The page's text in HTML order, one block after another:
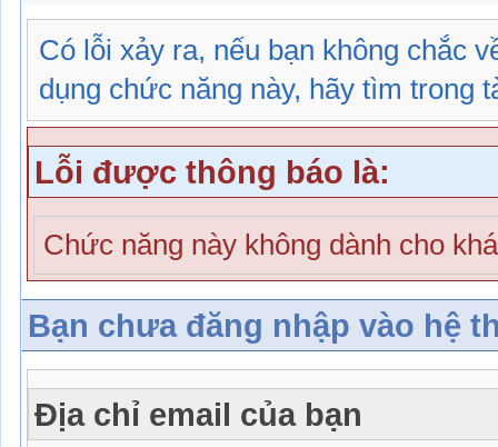
Có lỗi xảy ra, nếu bạn không chắc
dụng chức năng này, hãy tìm trong
Lỗi được thông báo là:
Chức năng này không dành cho
Bạn chưa đăng nhập vào hệ
Địa chỉ email của bạn